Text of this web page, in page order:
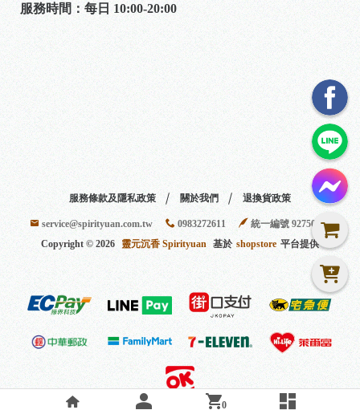
服務時間：每日 10:00-20:00
服務條款及隱私政策 關於我們 退換貨政策
service@spirityuan.com.tw 0983272611
統一編號 92750401
Copyright © 2026 靈元沉香 Spirityuan 基於 shopstore 平台提供
0